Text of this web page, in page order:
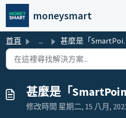
略過至主要內容
moneysmart
首頁 ... 甚麼是「SmartPoints總收入」？
甚麼是「
修改時間 星期二, 15 八月,